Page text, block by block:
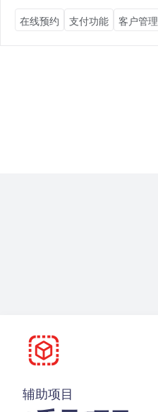
在线预约
支付功能 客户管理
辅助项目